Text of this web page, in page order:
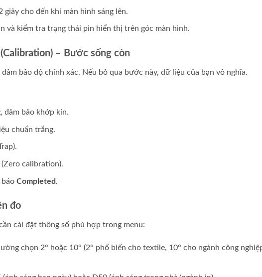
giây cho đến khi màn hình sáng lên.
và kiểm tra trạng thái pin hiển thị trên góc màn hình.
– Bước sống còn
bảo độ chính xác. Nếu bỏ qua bước này, dữ liệu của bạn vô nghĩa.
, đảm bảo khớp kín.
chuẩn trắng.
calibration).
Completed .
đo
cài đặt thông số phù hợp trong menu:
chọn 2° hoặc 10° (2° phổ biến cho textile, 10° cho ngành công